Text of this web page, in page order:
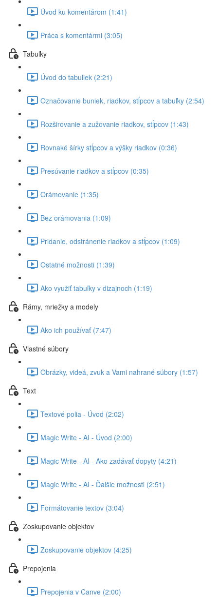
Úvod ku komentárom (1:41)
Práca s komentármi (3:05)
Tabuľky
Úvod do tabuliek (2:21)
Označovanie buniek, riadkov, stĺpcov a tabuľky (2:54)
Rozširovanie a zužovanie riadkov, stĺpcov (1:43)
Rovnaké šírky stĺpcov a výšky riadkov (0:36)
Presúvanie riadkov a stĺpcov (0:35)
Orámovanie (1:35)
Bez orámovania (1:09)
Pridanie, odstránenie riadkov a stĺpcov (1:09)
Ostatné možnosti (1:39)
Ako využiť tabuľky v dizajnoch (1:19)
Rámy, mriežky a modely
Ako ich používať (7:47)
Vlastné súbory
Obrázky, videá, zvuk a Vami nahrané súbory (1:57)
Text
Textové polia - Úvod (2:02)
Magic Write - AI - Úvod (2:00)
Magic Write - AI - Ako zadávať dopyty (4:21)
Magic Write - AI - Ďalšie možnosti (2:51)
Formátovanie textov (3:04)
Zoskupovanie objektov
Zoskupovanie objektov (4:25)
Prepojenia
Prepojenia v Canve (2:00)